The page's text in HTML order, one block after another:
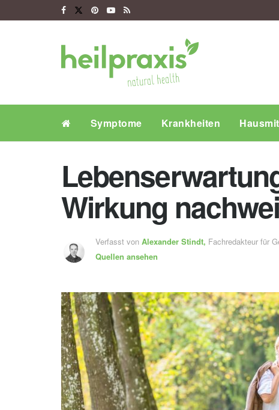
Symptome Krankheiten
Wirkung
Verfasst von Alexander Stindt, Fachredakteur für
Quellen ansehen